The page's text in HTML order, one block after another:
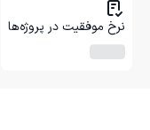
نرخ موفقیت در پروژه‌ها